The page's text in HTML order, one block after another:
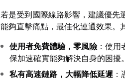
若是受到國際線路影響，建議優先
能夠直擊痛點，最佳化連通效果。
使用者免費體驗，零風險 ：使
保加速確實能夠解決自身的困擾。
私有高速鏈路，大幅降低延遲